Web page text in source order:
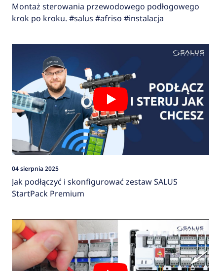
Montaż sterowania przewodowego podłogowego
krok po kroku. #salus #afriso #instalacja
04 sierpnia 2025
Jak podłączyć i skonfigurować zestaw SALUS
StartPack Premium